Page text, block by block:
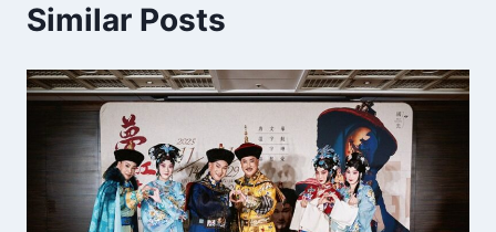
Similar Posts